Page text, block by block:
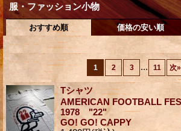
服・ファッション小物
おすすめ順 価格の安い順
1 2 3 ... 11 次»
Tシャツ
AMERICAN FOOTBALL
1978 "22"
GO! GO! CAPPY